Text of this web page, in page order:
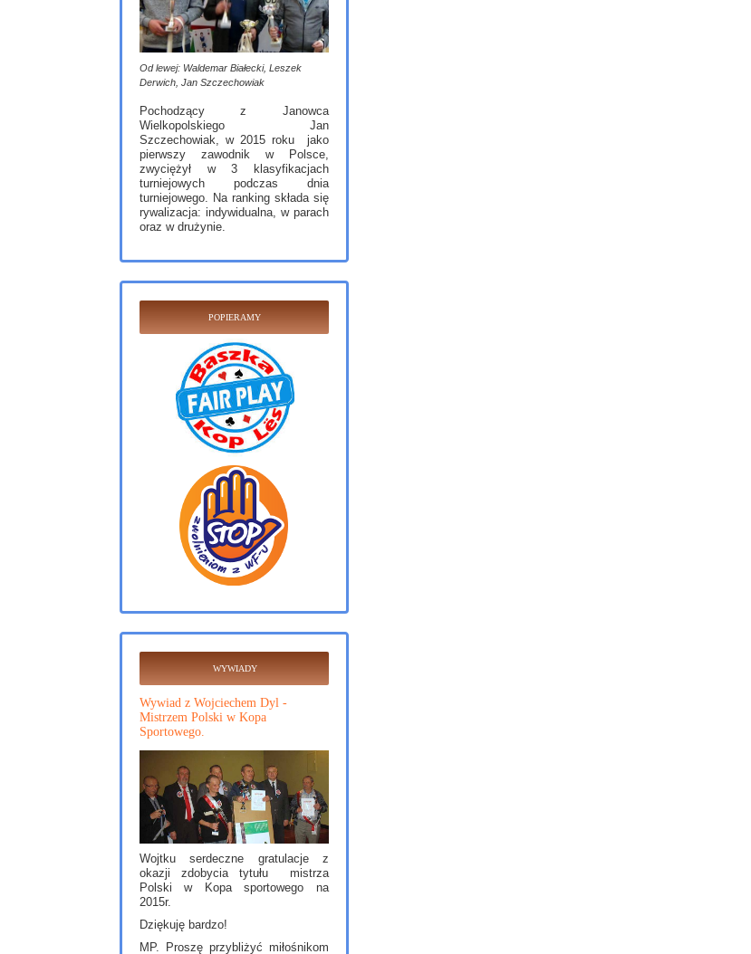
Od lewej: Waldemar Białecki, Leszek
Derwich, Jan Szczechowiak
Pochodzący z Janowca
Wielkopolskiego Jan
Szczechowiak, w 2015 roku jako
pierwszy zawodnik w Polsce,
zwyciężył w 3 klasyfikacjach
turniejowych podczas dnia
turniejowego. Na ranking składa się
rywalizacja: indywidualna, w parach
oraz w drużynie.
POPIERAMY
WYWIADY
Wywiad z Wojciechem Dyl -
Mistrzem Polski w Kopa
Sportowego.
Wojtku serdeczne gratulacje z
okazji zdobycia tytułu mistrza
Polski w Kopa sportowego na
2015r.
Dziękuję bardzo!
MP. Proszę przybliżyć miłośnikom